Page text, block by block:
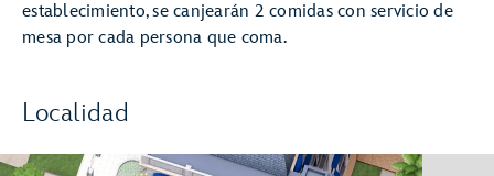
establecimiento, se canjearán 2 comidas con servicio de
mesa por cada persona que coma.
Localidad